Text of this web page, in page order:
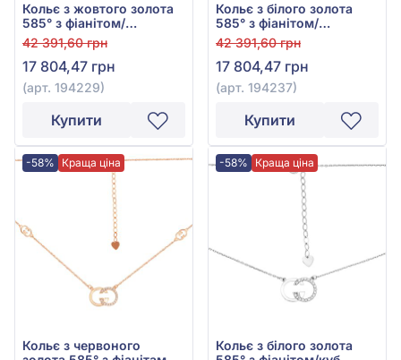
Кольє з жовтого золота
585° з фіанітом/
куб.цирконієм, арт.
194229
42 391,60 грн
17 804,47 грн
(арт. 194229)
Купити
Кольє з білого золота
585° з фіанітом/
куб.цирконієм, арт.
194237
42 391,60 грн
17 804,47 грн
(арт. 194237)
Купити
-58% Краща ціна
Кольє з червоного
-58% Краща ціна
Кольє з білого золота